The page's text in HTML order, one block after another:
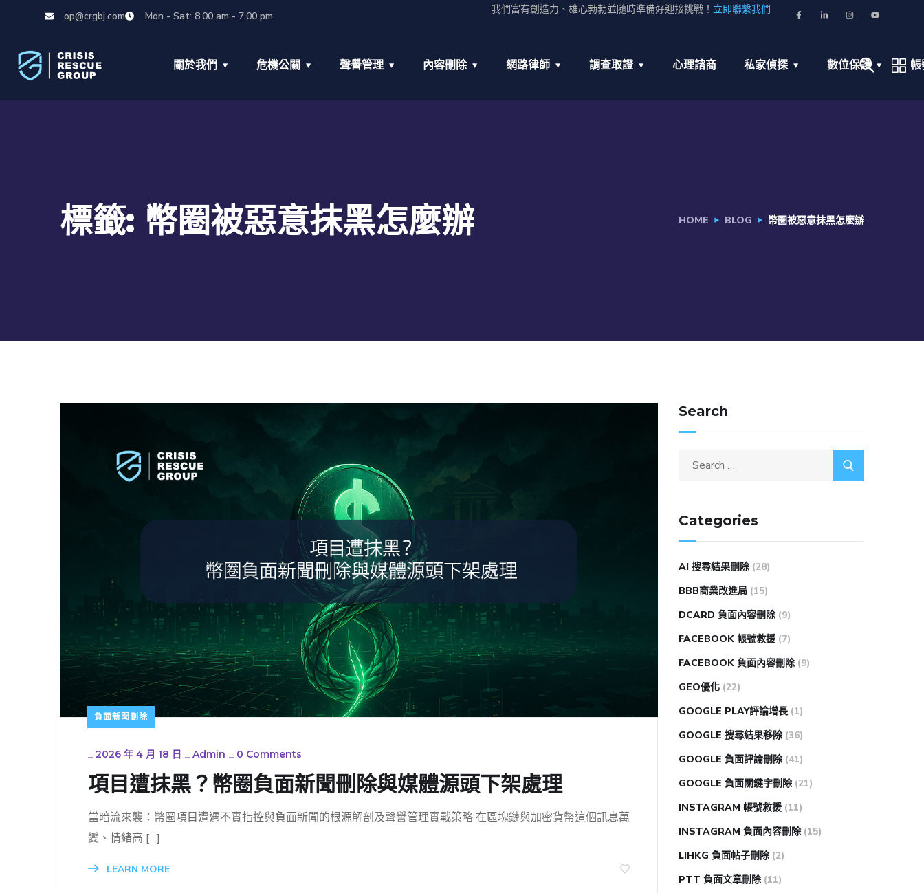
op@crgbj.com Mon - Sat: 8.00 am - 7.00 pm
我們富有創造力、雄心勃勃並隨時準備好迎接挑戰！ 立即聯繫我們
關於我們 危機公關 聲譽管理 內容刪除 網路律師 調查取證 心理諮商 私家偵探 數位保護
標籤: 幣圈被惡意抹黑怎麼辦 HOME BLOG 幣圈被惡意抹黑怎麼辦
負面新聞刪除
_ 2026 年 4 月 18 日 _ Admin _ 0 Comments
項目遭抹黑？幣圈負面新聞刪除與媒體源頭下架處理
當暗流來襲：幣圈項目遭遇不實指控與負面新聞的根源解剖及聲譽管理實戰策略 在區塊鏈與加密貨幣這個訊息萬
變、情緒高 […]
LEARN MORE
Search
Categories
AI 搜尋結果刪除 (28)
BBB商業改進局 (15)
DCARD 負面內容刪除 (9)
FACEBOOK 帳號救援 (7)
FACEBOOK 負面內容刪除 (9)
GEO優化 (22)
GOOGLE PLAY評論增長 (1)
GOOGLE 搜尋結果移除 (36)
GOOGLE 負面評論刪除 (41)
GOOGLE 負面關鍵字刪除 (21)
INSTAGRAM 帳號救援 (11)
INSTAGRAM 負面內容刪除 (15)
LIHKG 負面帖子刪除 (2)
PTT 負面文章刪除 (11)